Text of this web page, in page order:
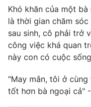
Nhân vật
Khán giả
Giải sao mai
Điện ảnh
Âm nhạc
Sao
Đời sống
Du lịch
Làm đẹp
Chất lượng cuộc sống
Giáo dục
Tuyển sinh
Học trực tuyến
Hitech Công nghệ
Khó khăn của một
là thời gian chăm
sau sinh, cô phải trở
công việc khá quan
này con có cuộc
"May mắn, tôi ở cùng
tốt hơn bà ngoại cả"